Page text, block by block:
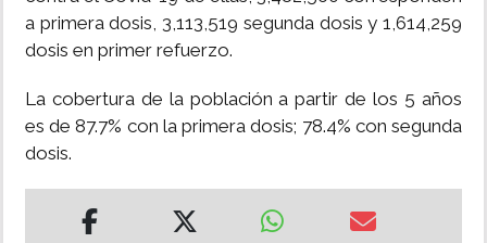
a primera dosis, 3,113,519 segunda dosis y 1,614,259
dosis en primer refuerzo.
La cobertura de la población a partir de los 5 años
es de 87.7% con la primera dosis; 78.4% con segunda
dosis.